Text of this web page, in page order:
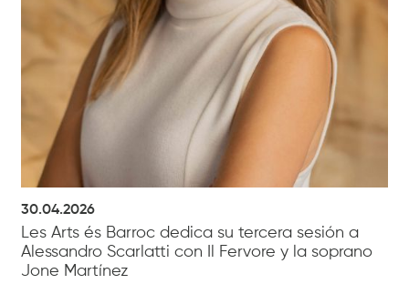
30.04.2026
Les Arts és Barroc dedica su tercera sesión a
Alessandro Scarlatti con Il Fervore y la soprano
Jone Martínez